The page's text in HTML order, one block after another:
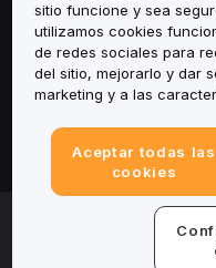
Soporte
Productos
Legal
© 2025-2026 Bybit.eu.
sitio funcione y sea
utilizamos cookies
de redes sociales para
del sitio, mejorarlo y dar
marketing y a las
Aceptar todas las
cookies